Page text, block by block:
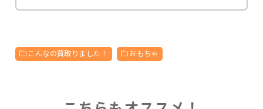
こんなの買取りました！ おもちゃ